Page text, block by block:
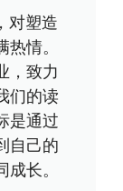
对塑造
情。
，致力
们的读
是通过
自己的
长。